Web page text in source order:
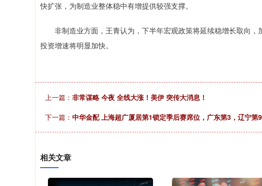
快扩张，为制造业整体稳中有增提供较强支撑。
非制造业方面，王青认为，下半年宏观政策将延续稳增长取向，
投资增速将明显加快。
上一篇： 非常谋略 今夜 全线大涨！美伊 突传大消息！
下一篇： 中华金配 上海超广厦居第1锁定季后赛席位，广东第3，辽宁第
相关文章